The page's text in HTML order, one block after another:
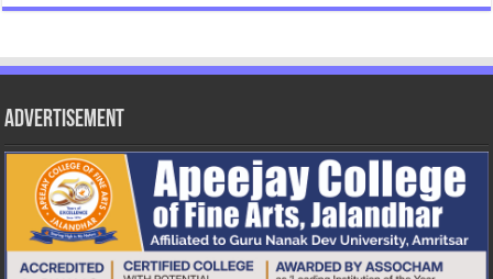
Advertisement